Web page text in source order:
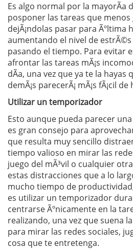
Es algo normal por la mayorÃ­a
posponer las tareas que
dejÃ¡ndolas pasar para Ãºltima
aumentando el nivel de
pasando el tiempo. Para evitar
afrontar las tareas mÃ¡s
dÃ­a, una vez que ya te la hayas
demÃ¡s parecerÃ¡ mÃ¡s fÃ¡cil de
Utilizar un temporizador
Esto aunque pueda parecer
es gran consejo para
que resulta muy sencillo
tiempo valioso en mirar las
juego del mÃ³vil o cualquier
estas distracciones que a lo
mucho tiempo de
es utilizar un temporizador
centrarse Ãºnicamente en la
realizando, una vez que suena
para mirar las redes sociales,
cosa que te entretenga.